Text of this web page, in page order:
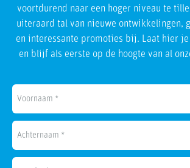
voortdurend naar een hoger niveau te
uiteraard tal van nieuwe ontwikkelingen,
en interessante promoties bij. Laat hier je
en blijf als eerste op de hoogte van al